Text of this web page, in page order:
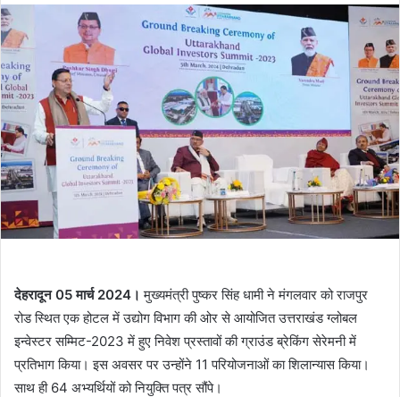
देहरादून 05 मार्च 2024। मुख्यमंत्री पुष्कर सिंह धामी ने मंगलवार को राजपुर
रोड स्थित एक होटल में उद्योग विभाग की ओर से आयोजित उत्तराखंड ग्लोबल
इन्वेस्टर सम्मिट-2023 में हुए निवेश प्रस्तावों की ग्राउंड ब्रेकिंग सेरेमनी में
प्रतिभाग किया। इस अवसर पर उन्होंने 11 परियोजनाओं का शिलान्यास किया।
साथ ही 64 अभ्यर्थियों को नियुक्ति पत्र सौंपे।